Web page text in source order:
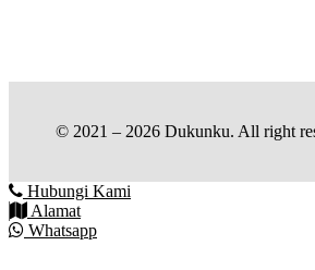
© 2021 – 2026 Dukunku. All right
Hubungi Kami
Alamat
Whatsapp